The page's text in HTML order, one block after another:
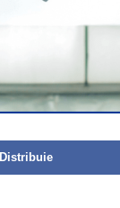
Distribuie